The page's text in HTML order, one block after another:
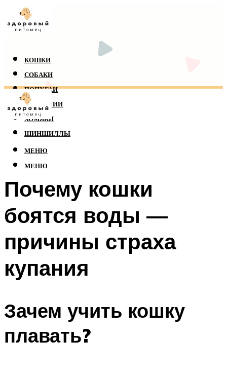
КОШКИ
СОБАКИ
ПОПУГАИ
РЕПТИЛИИ
ХОМЯКИ
ШИНШИЛЛЫ
МЕНЮ
МЕНЮ
Почему кошки
боятся воды —
причины страха
купания
Зачем учить кошку
плавать?